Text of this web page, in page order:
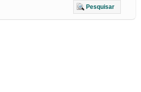
Pesquisar